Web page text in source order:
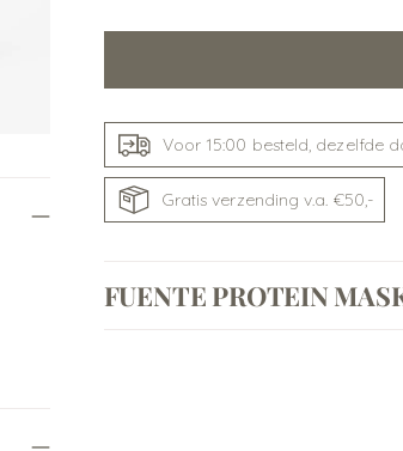
Voor 15:00 besteld, dezelfde
Gratis verzending v.a. €50,-
FUENTE PROTEIN